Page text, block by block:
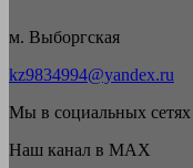
м. Выборгская
kz9834994@yandex.ru
Мы в социальных сетях
Наш канал в MAX